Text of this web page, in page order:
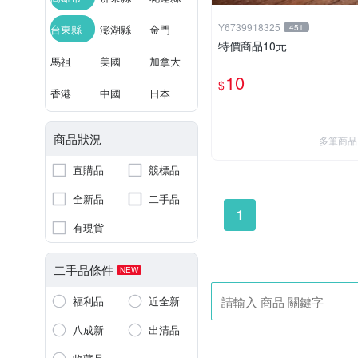
台東縣 澎湖縣 金門
馬祖 美國 加拿大
香港 中國 日本
商品狀況
直購品
競標品
全新品
二手品
有現貨
二手品條件 NEW
福利品
近全新
八成新
出清品
Y6739918325 451
特價商品10元
$10
多筆商品
1